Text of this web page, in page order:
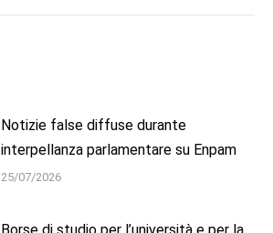
Notizie false diffuse durante
interpellanza parlamentare su Enpam
25/07/2026